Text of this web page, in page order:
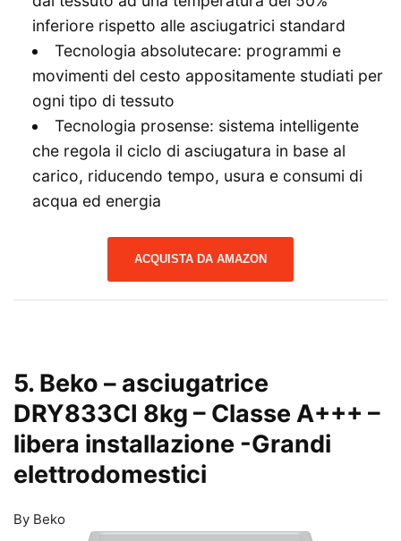
inferiore rispetto alle asciugatrici standard
Tecnologia absolutecare: programmi e
movimenti del cesto appositamente studiati per
ogni tipo di tessuto
Tecnologia prosense: sistema intelligente
che regola il ciclo di asciugatura in base al
carico, riducendo tempo, usura e consumi di
acqua ed energia
ACQUISTA DA AMAZON
5. Beko – asciugatrice
DRY833CI 8kg – Classe A+++ –
libera installazione -Grandi
elettrodomestici
By Beko